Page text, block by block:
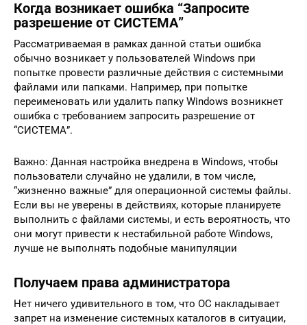
Когда возникает ошибка “Запросите
разрешение от СИСТЕМА”
Рассматриваемая в рамках данной статьи ошибка
обычно возникает у пользователей Windows при
попытке провести различные действия с системными
файлами или папками. Например, при попытке
переименовать или удалить папку Windows возникнет
ошибка с требованием запросить разрешение от
“СИСТЕМА”.
Важно: Данная настройка внедрена в Windows, чтобы
пользователи случайно не удалили, в том числе,
“жизненно важные” для операционной системы файлы.
Если вы не уверены в действиях, которые планируете
выполнить с файлами системы, и есть вероятность, что
они могут привести к нестабильной работе Windows,
лучше не выполнять подобные манипуляции
Получаем права администратора
Нет ничего удивительного в том, что ОС накладывает
запрет на изменение системных каталогов в ситуации,